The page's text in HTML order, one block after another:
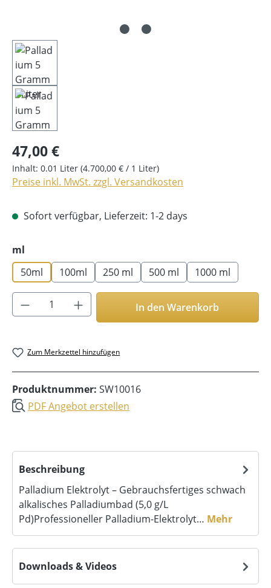
47,00 €
Inhalt: 0.01 Liter (4.700,00 € / 1 Liter)
Preise inkl. MwSt. zzgl. Versandkosten
Sofort verfügbar, Lieferzeit: 1-2 days
ml
50ml
100ml 250 ml 500 ml 1000 ml
Produkt Anzahl: Gib den gewünschten
In den Warenkorb
Zum Merkzettel hinzufügen
Produktnummer: SW10016
PDF Angebot erstellen
Beschreibung
Palladium Elektrolyt – Gebrauchsfertiges schwach
alkalisches Palladiumbad (5,0 g/L
Pd)Professioneller Palladium-Elektrolyt… Mehr
Downloads & Videos